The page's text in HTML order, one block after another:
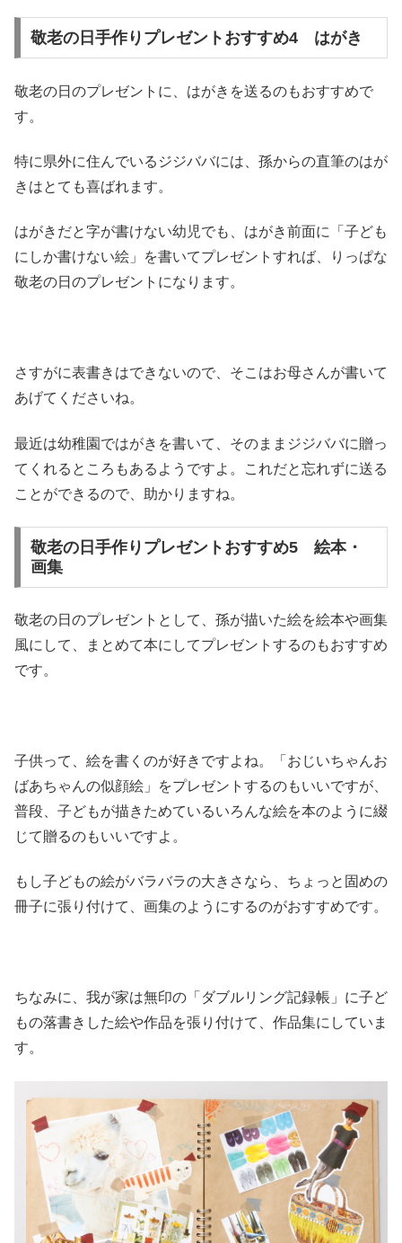
敬老の日手作りプレゼントおすすめ4 はがき
敬老の日のプレゼントに、はがきを送るのもおすすめで
す。
特に県外に住んでいるジジババには、孫からの直筆のはが
きはとても喜ばれます。
はがきだと字が書けない幼児でも、はがき前面に「子ども
にしか書けない絵」を書いてプレゼントすれば、りっぱな
敬老の日のプレゼントになります。
さすがに表書きはできないので、そこはお母さんが書いて
あげてくださいね。
最近は幼稚園ではがきを書いて、そのままジジババに贈っ
てくれるところもあるようですよ。これだと忘れずに送る
ことができるので、助かりますね。
敬老の日手作りプレゼントおすすめ5 絵本・
画集
敬老の日のプレゼントとして、孫が描いた絵を絵本や画集
風にして、まとめて本にしてプレゼントするのもおすすめ
です。
子供って、絵を書くのが好きですよね。「おじいちゃんお
ばあちゃんの似顔絵」をプレゼントするのもいいですが、
普段、子どもが描きためているいろんな絵を本のように綴
じて贈るのもいいですよ。
もし子どもの絵がバラバラの大きさなら、ちょっと固めの
冊子に張り付けて、画集のようにするのがおすすめです。
ちなみに、我が家は無印の「ダブルリング記録帳」に子ど
もの落書きした絵や作品を張り付けて、作品集にしていま
す。